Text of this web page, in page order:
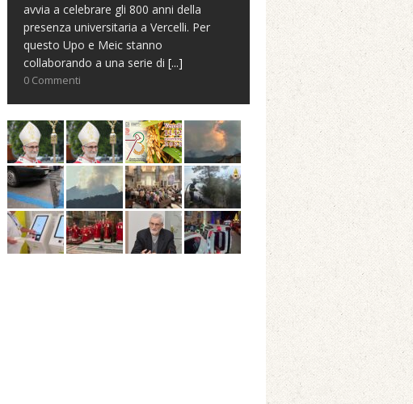
avvia a celebrare gli 800 anni della
presenza universitaria a Vercelli. Per
questo Upo e Meic stanno
collaborando a una serie di [...]
0 Commenti